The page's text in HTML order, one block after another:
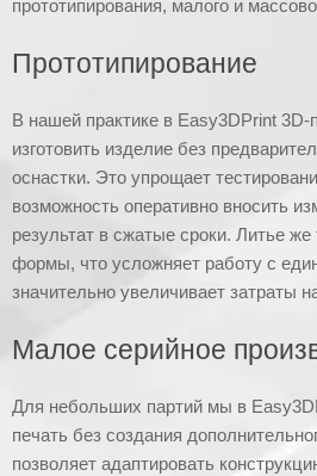
прототипирования, малого и
Прототипирование
В нашей практике в Easy3DPrint 3D-
изготовить изделие без
оснастки. Это упрощает
возможность оперативно вносить
результат в сжатые сроки. Литье же
формы, что усложняет работу с
значительно увеличивает затраты
Малое серийное
Для небольших партий мы в
печать без создания
позволяет адаптировать